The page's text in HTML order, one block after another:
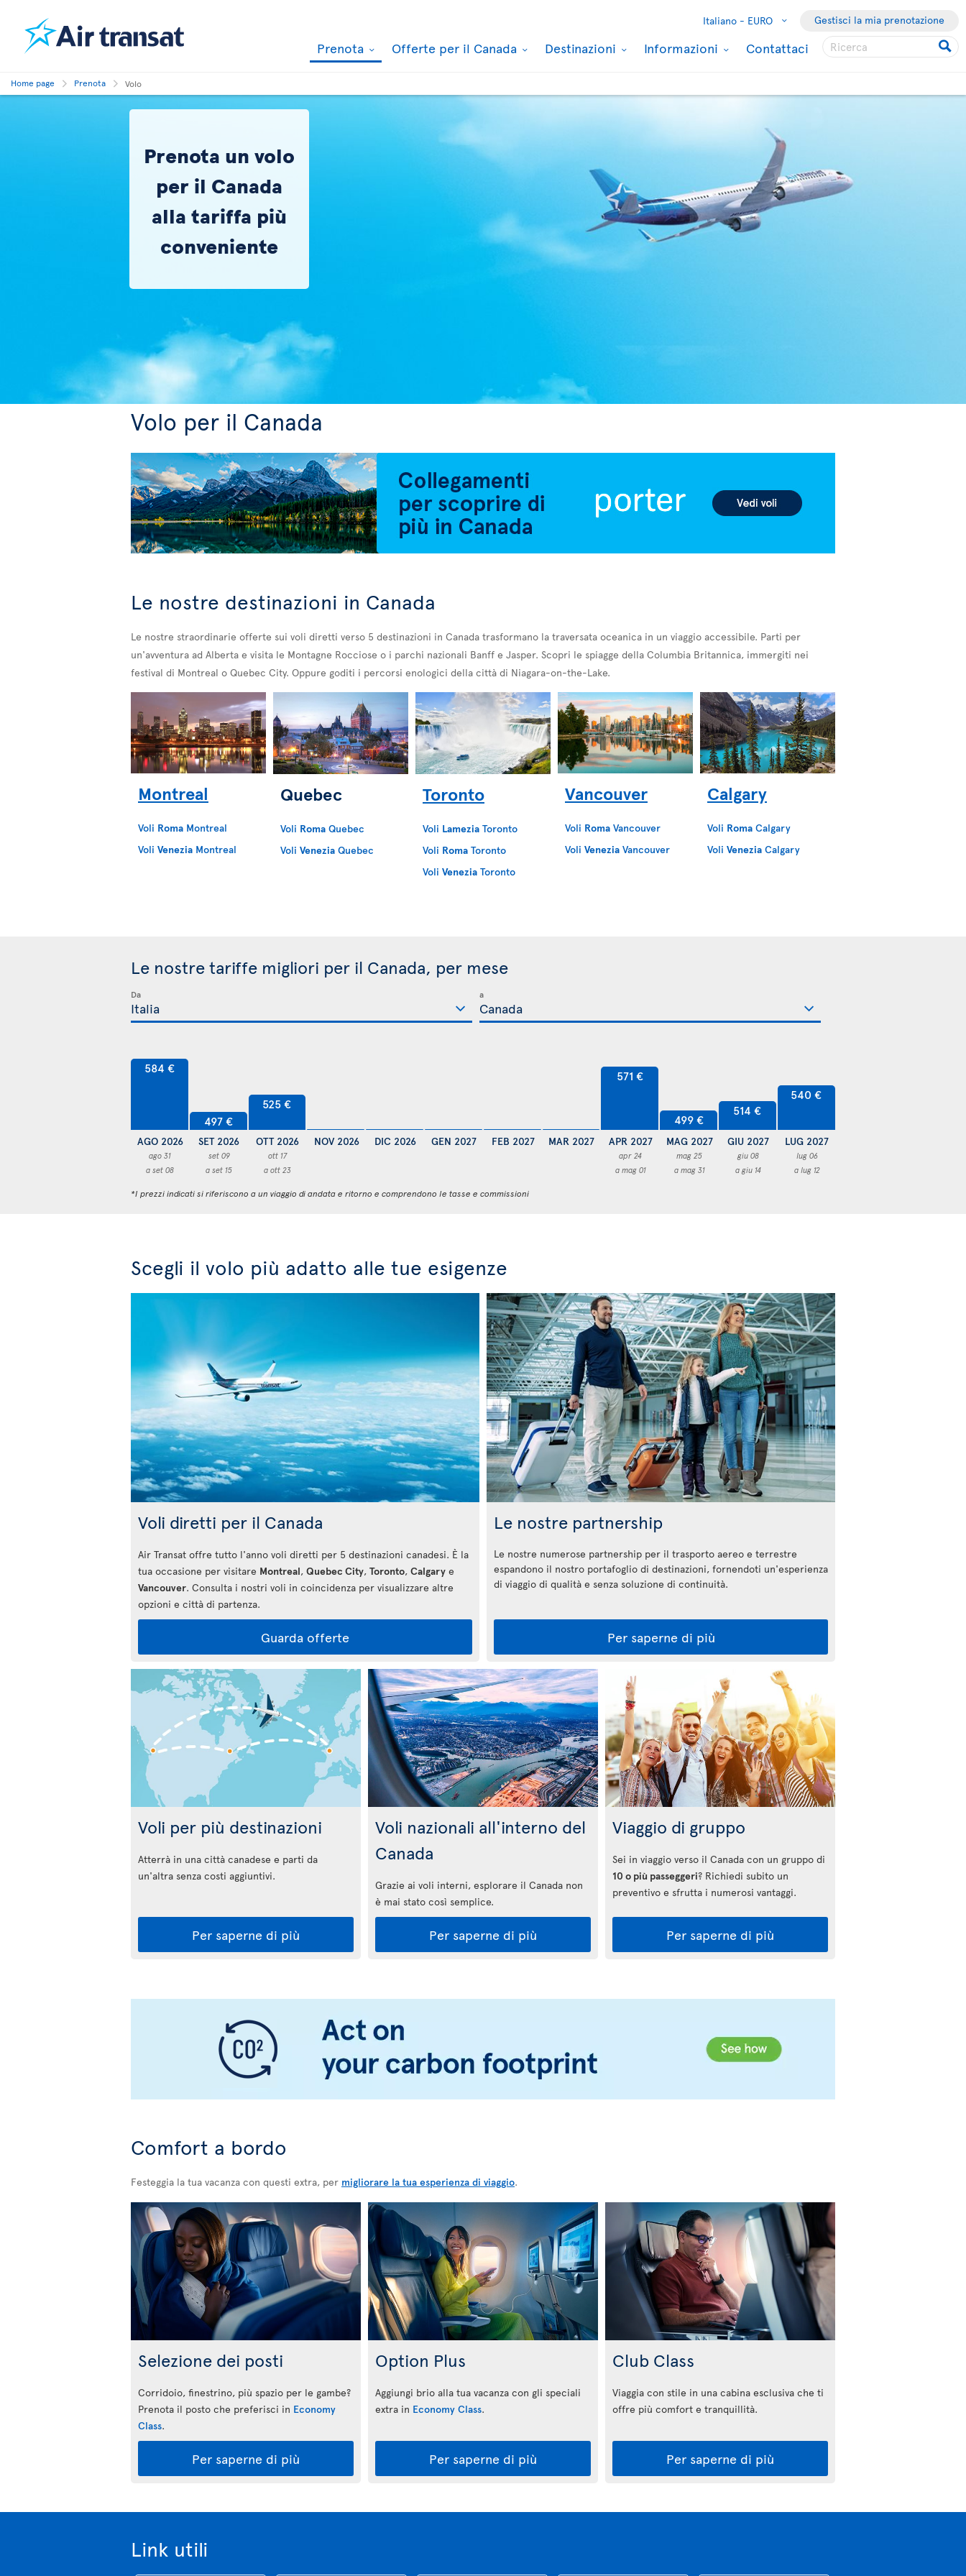
Italiano - EURO Gestisci la mia prenotazione
Prenota Offerte per il Canada Destinazioni Informazioni Contattaci
Home page Prenota Volo
Prenota un volo
per il Canada
alla tariffa più
conveniente
Volo per il Canada
Le nostre destinazioni in Canada
Le nostre straordinarie offerte sui voli diretti verso 5 destinazioni in Canada trasformano la traversata oceanica in un viaggio accessibile. Parti per
un'avventura ad Alberta e visita le Montagne Rocciose o i parchi nazionali Banff e Jasper. Scopri le spiagge della Columbia Britannica, immergiti nei
festival di Montreal o Quebec City. Oppure goditi i percorsi enologici della città di Niagara-on-the-Lake.
Montreal
Voli Roma Montreal
Voli Venezia Montreal
Quebec
Voli Roma Quebec
Voli Venezia Quebec
Toronto
Voli Lamezia Toronto
Voli Roma Toronto
Voli Venezia Toronto
Vancouver
Voli Roma Vancouver
Voli Venezia Vancouver
Calgary
Voli Roma Calgary
Voli Venezia Calgary
Le nostre tariffe migliori per il Canada, per mese
Da a
584 €
AGO 2026
ago 31
a set 08
497 €
SET 2026
set 09
a set 15
525 €
OTT 2026
ott 17
a ott 23
NOV 2026 DIC 2026 GEN 2027 FEB 2027 MAR 2027
571 €
APR 2027
apr 24
a mag 01
499 €
MAG 2027
mag 25
a mag 31
514 €
GIU 2027
giu 08
a giu 14
540 €
LUG 2027
lug 06
a lug 12
*I prezzi indicati si riferiscono a un viaggio di andata e ritorno e comprendono le tasse e commissioni
Scegli il volo più adatto alle tue esigenze
Voli diretti per il Canada
Air Transat offre tutto l'anno voli diretti per 5 destinazioni canadesi. È la
tua occasione per visitare Montreal, Quebec City, Toronto, Calgary e
Vancouver. Consulta i nostri voli in coincidenza per visualizzare altre
opzioni e città di partenza.
Guarda offerte
Le nostre partnership
Le nostre numerose partnership per il trasporto aereo e terrestre
espandono il nostro portafoglio di destinazioni, fornendoti un'esperienza
di viaggio di qualità e senza soluzione di continuità.
Per saperne di più
Voli per più destinazioni
Atterrà in una città canadese e parti da
un'altra senza costi aggiuntivi.
Per saperne di più
Voli nazionali all'interno del
Canada
Grazie ai voli interni, esplorare il Canada non
è mai stato così semplice.
Per saperne di più
Viaggio di gruppo
Sei in viaggio verso il Canada con un gruppo di
10 o più passeggeri? Richiedi subito un
preventivo e sfrutta i numerosi vantaggi.
Per saperne di più
Comfort a bordo
Festeggia la tua vacanza con questi extra, per migliorare la tua esperienza di viaggio.
Selezione dei posti
Corridoio, finestrino, più spazio per le gambe?
Prenota il posto che preferisci in Economy
Class.
Per saperne di più
Option Plus
Aggiungi brio alla tua vacanza con gli speciali
extra in Economy Class.
Per saperne di più
Club Class
Viaggia con stile in una cabina esclusiva che ti
offre più comfort e tranquillità.
Per saperne di più
Link utili